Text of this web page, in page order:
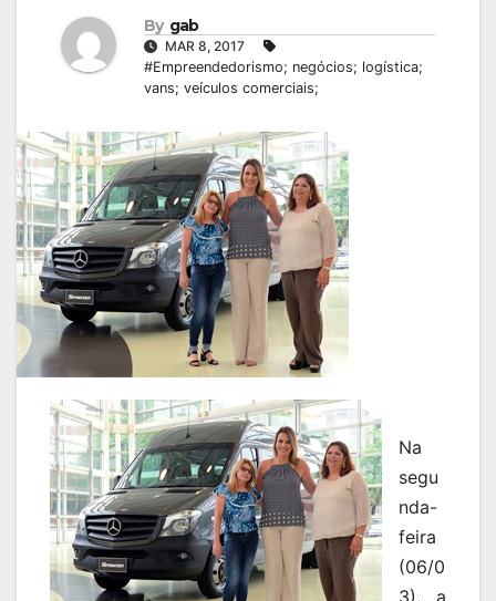
By gab
MAR 8, 2017
#Empreendedorismo; negócios; logística;
vans; veículos comerciais;
Na
segu
nda-
feira
(06/0
3), a